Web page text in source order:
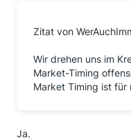
Zitat von
Wir drehen uns im
Market-Timing
Market Timing ist für
Ja.